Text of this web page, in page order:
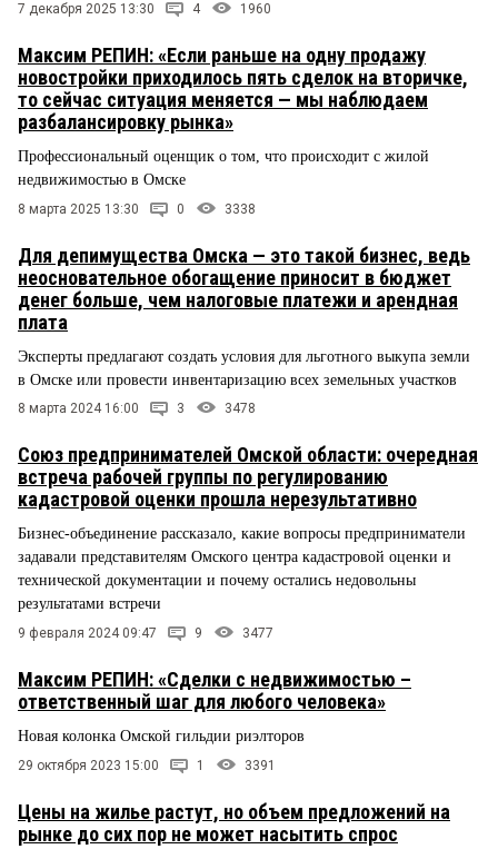
7 декабря 2025 13:30 4 1960
Максим РЕПИН: «Если раньше на одну продажу
новостройки приходилось пять сделок на вторичке,
то сейчас ситуация меняется — мы наблюдаем
разбалансировку рынка»
Профессиональный оценщик о том, что происходит с жилой
недвижимостью в Омске
8 марта 2025 13:30 0 3338
Для депимущества Омска — это такой бизнес, ведь
неосновательное обогащение приносит в бюджет
денег больше, чем налоговые платежи и арендная
плата
Эксперты предлагают создать условия для льготного выкупа земли
в Омске или провести инвентаризацию всех земельных участков
8 марта 2024 16:00 3 3478
Союз предпринимателей Омской области: очередная
встреча рабочей группы по регулированию
кадастровой оценки прошла нерезультативно
Бизнес-объединение рассказало, какие вопросы предприниматели
задавали представителям Омского центра кадастровой оценки и
технической документации и почему остались недовольны
результатами встречи
9 февраля 2024 09:47 9 3477
Максим РЕПИН: «Сделки с недвижимостью –
ответственный шаг для любого человека»
Новая колонка Омской гильдии риэлторов
29 октября 2023 15:00 1 3391
Цены на жилье растут, но объем предложений на
рынке до сих пор не может насытить спрос